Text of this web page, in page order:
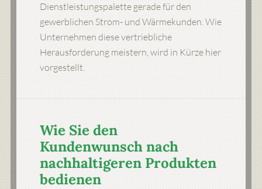
Dienstleistungspalette gerade für den
gewerblichen Strom- und Wärmekunden. Wie
Unternehmen diese vertriebliche
Herausforderung meistern, wird in Kürze hier
vorgestellt.
Wie Sie den
Kundenwunsch nach
nachhaltigeren Produkten
bedienen